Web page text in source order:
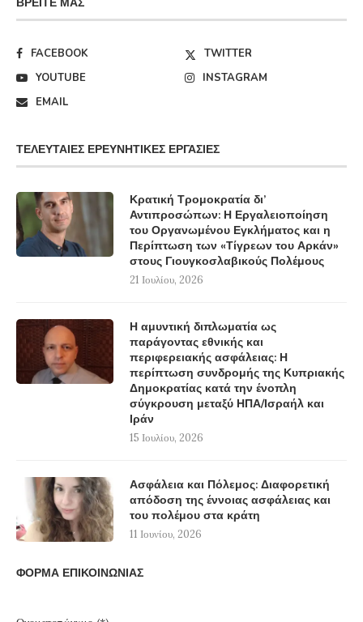
FACEBOOK
TWITTER
YOUTUBE
INSTAGRAM
EMAIL
ΤΕΛΕΥΤΑΊΕΣ ΕΡΕΥΝΗΤΙΚΈΣ ΕΡΓΑΣΊΕΣ
Κρατική Τρομοκρατία δι’
Αντιπροσώπων: Η Εργαλειοποίηση
του Οργανωμένου Εγκλήματος και η
Περίπτωση των «Τίγρεων του Αρκάν»
στους Γιουγκοσλαβικούς Πολέμους
21 Ιουλίου, 2026
Η αμυντική διπλωματία ως
παράγοντας εθνικής και
περιφερειακής ασφάλειας: Η
περίπτωση συνδρομής της Κυπριακής
Δημοκρατίας κατά την ένοπλη
σύγκρουση μεταξύ ΗΠΑ/Ισραήλ και
Ιράν
15 Ιουλίου, 2026
Ασφάλεια και Πόλεμος: Διαφορετική
απόδοση της έννοιας ασφάλειας και
του πολέμου στα κράτη
11 Ιουνίου, 2026
ΦΟΡΜΑ ΕΠΙΚΟΙΝΩΝΙΑΣ